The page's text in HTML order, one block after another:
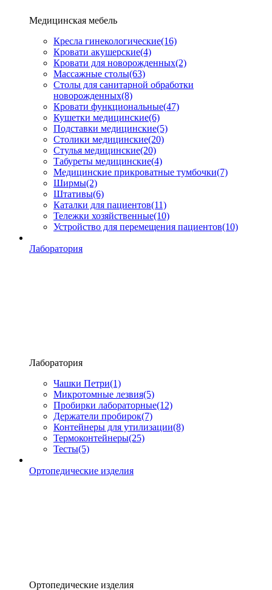
Медицинская мебель
Кресла гинекологические(16)
Кровати акушерские(4)
Кровати для новорожденных(2)
Массажные столы(63)
Столы для санитарной обработки
новорожденных(8)
Кровати функциональные(47)
Кушетки медицинские(6)
Подставки медицинские(5)
Столики медицинские(20)
Стулья медицинские(20)
Табуреты медицинские(4)
Медицинские прикроватные тумбочки(7)
Ширмы(2)
Штативы(6)
Каталки для пациентов(11)
Тележки хозяйственные(10)
Устройство для перемещения пациентов(10)
Лаборатория
Лаборатория
Чашки Петри(1)
Микротомные лезвия(5)
Пробирки лабораторные(12)
Держатели пробирок(7)
Контейнеры для утилизации(8)
Термоконтейнеры(25)
Тесты(5)
Ортопедические изделия
Ортопедические изделия